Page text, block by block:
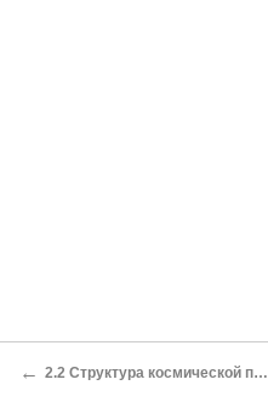
← 2.2 Структура космической программы СССР в 60-80-х гг.